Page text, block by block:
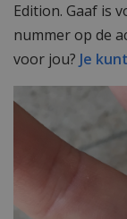
Edition. Gaaf is
nummer op de
voor jou? Je